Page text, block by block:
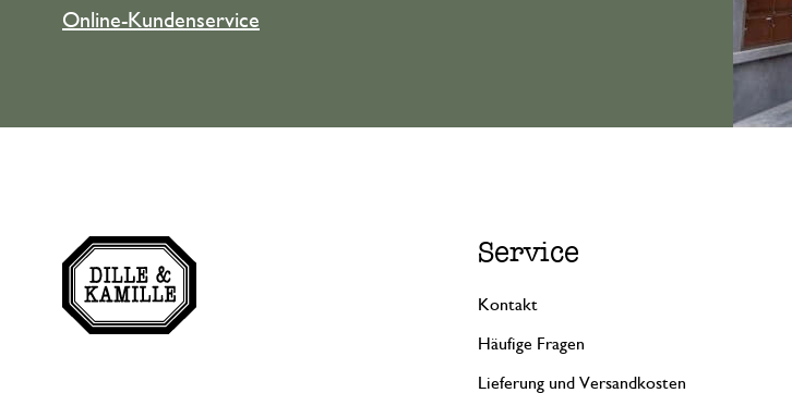
Online-Kundenservice
Service
Kontakt
Häufige Fragen
Lieferung und Versandkosten